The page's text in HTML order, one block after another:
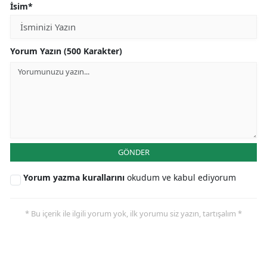
İsim*
Yorum Yazın (500 Karakter)
GÖNDER
Yorum yazma kurallarını okudum ve kabul ediyorum
* Bu içerik ile ilgili yorum yok, ilk yorumu siz yazın, tartışalım *